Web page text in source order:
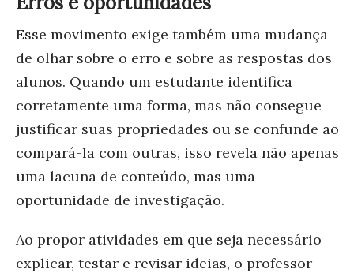
Esse movimento exige também uma mudança
de olhar sobre o erro e sobre as respostas dos
alunos. Quando um estudante identifica
corretamente uma forma, mas não consegue
justificar suas propriedades ou se confunde ao
compará-la com outras, isso revela não apenas
uma lacuna de conteúdo, mas uma
oportunidade de investigação.
Ao propor atividades em que seja necessário
explicar, testar e revisar ideias, o professor